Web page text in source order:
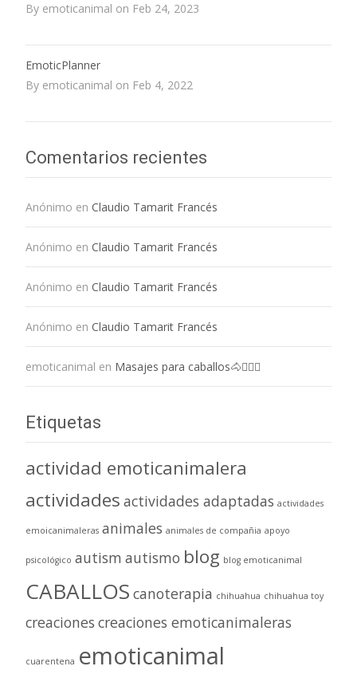
By emoticanimal on Feb 24, 2023
EmoticPlanner
By emoticanimal on Feb 4, 2022
Comentarios recientes
Anónimo en Claudio Tamarit Francés
Anónimo en Claudio Tamarit Francés
Anónimo en Claudio Tamarit Francés
Anónimo en Claudio Tamarit Francés
emoticanimal en Masajes para caballos🐴💆🏻‍♀️
Etiquetas
actividad emoticanimalera
actividades actividades adaptadas actividades
emoicanimaleras animales animales de compañia apoyo
psicológico autism autismo blog blog emoticanimal
CABALLOS canoterapia chihuahua chihuahua toy
creaciones creaciones emoticanimaleras
cuarentena emoticanimal